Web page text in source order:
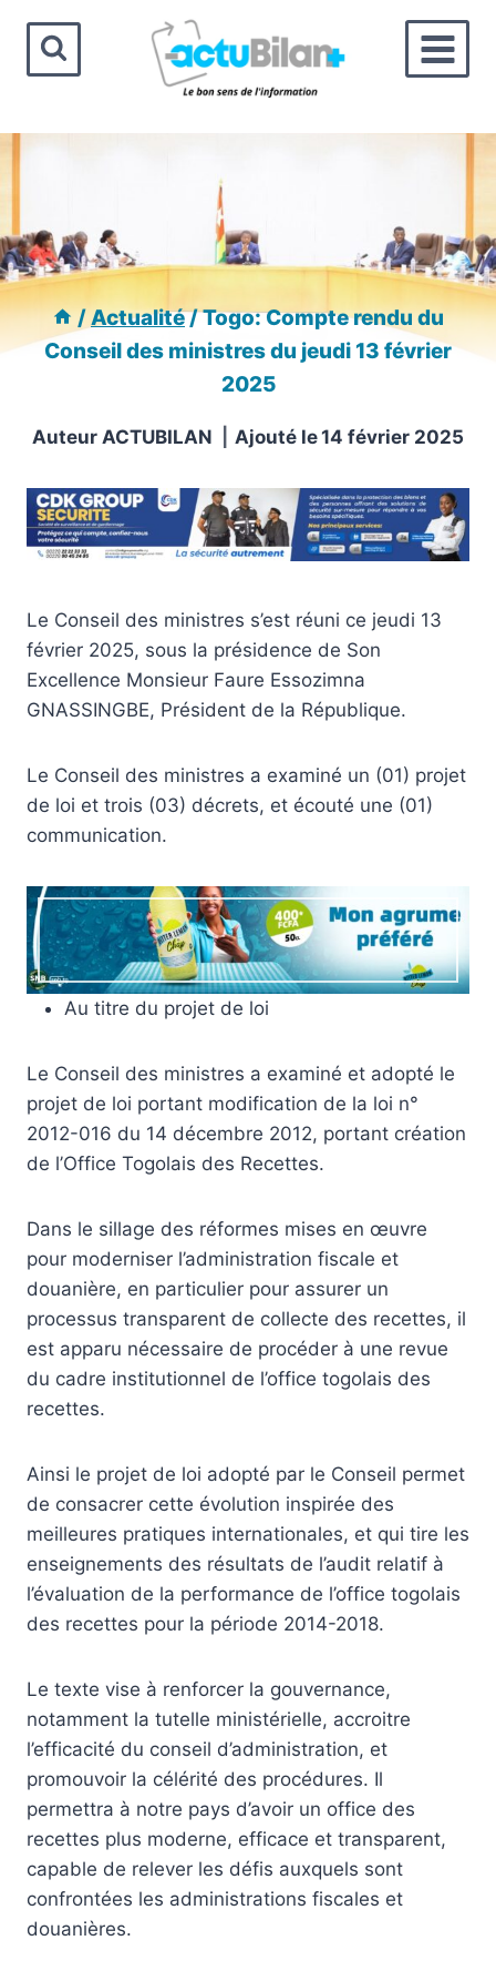
contenu
/Actualité/Togo: Compte rendu du
Conseil des ministres du jeudi 13 février
2025
Auteur ACTUBILAN Ajouté le14 février 2025
Le Conseil des ministres s’est réuni ce jeudi 13
février 2025, sous la présidence de Son
Excellence Monsieur Faure Essozimna
GNASSINGBE, Président de la République.
Le Conseil des ministres a examiné un (01) projet
de loi et trois (03) décrets, et écouté une (01)
communication.
Au titre du projet de loi
Le Conseil des ministres a examiné et adopté le
projet de loi portant modification de la loi n°
2012-016 du 14 décembre 2012, portant création
de l’Office Togolais des Recettes.
Dans le sillage des réformes mises en œuvre
pour moderniser l’administration fiscale et
douanière, en particulier pour assurer un
processus transparent de collecte des recettes, il
est apparu nécessaire de procéder à une revue
du cadre institutionnel de l’office togolais des
recettes.
Ainsi le projet de loi adopté par le Conseil permet
de consacrer cette évolution inspirée des
meilleures pratiques internationales, et qui tire les
enseignements des résultats de l’audit relatif à
l’évaluation de la performance de l’office togolais
des recettes pour la période 2014-2018.
Le texte vise à renforcer la gouvernance,
notamment la tutelle ministérielle, accroitre
l’efficacité du conseil d’administration, et
promouvoir la célérité des procédures. Il
permettra à notre pays d’avoir un office des
recettes plus moderne, efficace et transparent,
capable de relever les défis auxquels sont
confrontées les administrations fiscales et
douanières.